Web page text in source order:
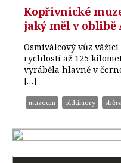
Kopřivnické
jaký měl v oblibě
Osmiválcový vůz
rychlostí až 125
vyráběla hlavně v
[…]
muzeum oldtimery